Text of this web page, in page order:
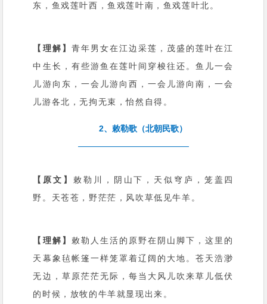
东，鱼戏莲叶西，鱼戏莲叶南，鱼戏莲叶北。
【理解】 青年男女在江边采莲，茂盛的莲叶在江
中生长，有些游鱼在莲叶间穿梭往还。鱼儿一会
儿游向东，一会儿游向西，一会儿游向南，一会
儿游各北，无拘无束，怡然自得。
2、敕勒歌（北朝民歌）
【原文】 敕勒川，阴山下，天似穹庐，笼盖四
野。天苍苍，野茫茫，风吹草低见牛羊。
【理解】 敕勒人生活的原野在阴山脚下，这里的
天幕象毡帐篷一样笼罩着辽阔的大地。苍天浩渺
无边，草原茫茫无际，每当大风儿吹来草儿低伏
的时候，放牧的牛羊就显现出来。